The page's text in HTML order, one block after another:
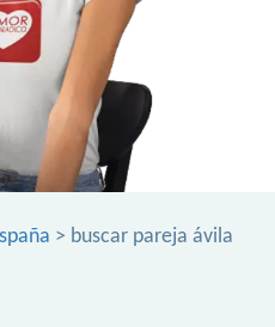
> buscar pareja ávila